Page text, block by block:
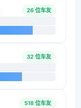
26 位车友
32 位车友
518 位车友